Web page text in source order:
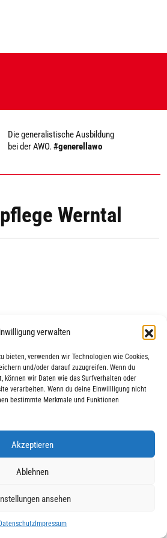
verwalten
bieten, verwenden wir Technologien wie Cookies,
und/oder darauf zuzugreifen. Wenn du
können wir Daten wie das Surfverhalten oder
verarbeiten. Wenn du deine Einwillligung nicht
bestimmte Merkmale und Funktionen
Akzeptieren
Ablehnen
ansehen
Impressum
Die generalistische Ausbildung
bei der AWO.#generellawo
Werntal
| © 2025 AWO Ausbildung